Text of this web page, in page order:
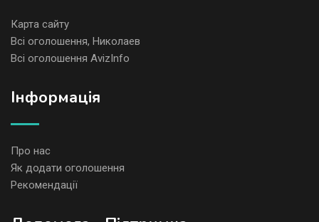
Карта сайту
Всі оголошення, Николаев
Всі оголошення AvizInfo
Iнформація
Про нас
Як додати оголошення
Рекомендації